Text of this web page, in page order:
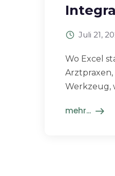
Juli 21,
Wo Excel
Werkzeug,
mehr...